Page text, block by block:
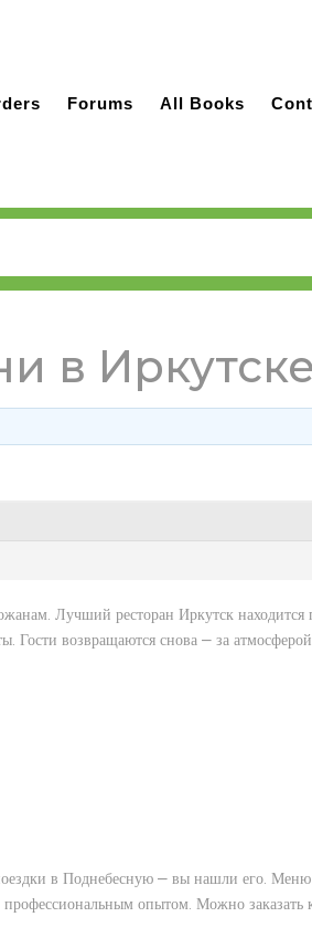
Forums All Books
в Иркутске
Лучший ресторан Иркутск
Гости возвращаются снова — за
в Поднебесную — вы нашли его. Меню
опытом. Можно заказать